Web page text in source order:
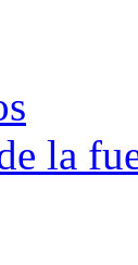
la